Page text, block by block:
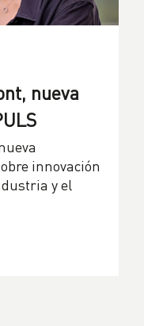
nueva
innovación
y el